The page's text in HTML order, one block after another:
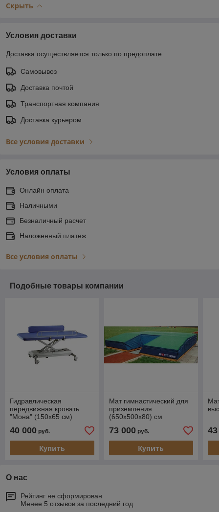
Скрыть
Условия доставки
Доставка осуществляется только по предоплате.
Самовывоз
Доставка почтой
Транспортная компания
Доставка курьером
Все условия доставки
Условия оплаты
Онлайн оплата
Наличными
Безналичный расчет
Наложенный платеж
Все условия оплаты
Подобные товары компании
Гидравлическая
передвижная кровать
"Мона" (150х65 см)
40 000 руб.
Купить
Мат гимнастический для
приземления
(650х500х80) см
73 000руб.
Купить
О нас
Рейтинг не сформирован
Менее 5 отзывов за последний год